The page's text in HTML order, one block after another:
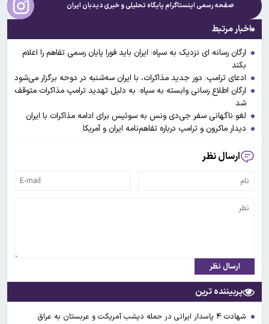
صفحه رسمی اینستاگرام پایگاه تحلیلی و خبریدیدبان ایران
اخبار مرتبط
ارگان رسانه ای نزدیک به سپاه: ایران باید فورا پایان رسمی تفاهم را اعلام
بکند
ادعای ترامپ: دور جدید مذاکرات، با ایران سه‌شنبه در دوحه برگزار می‌شود
ارگان اطلاع رسانی وابسته به سپاه: به دلیل تهدید ترامپ مذاکرات متوقف
شد
لغو ناگهانی سفر جی‌دی‌ ونس به سوئیس برای ادامه مذاکرات با ایران
دیدار ماکرون و ترامپ درباره تفاهم‌نامه ایران و آمریکا
ارسال نظر
ارسال نظر
پربیننده ترین
شهادت ۴ پاسدار ایرانی در حمله دیشب آمریکت و عربستان به عراق